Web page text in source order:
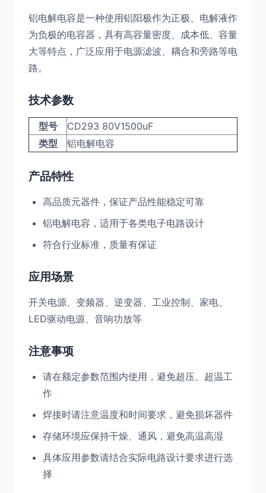
铝电解电容是一种使用铝阳极作为正极、电解液作
为负极的电容器，具有高容量密度、成本低、容量
大等特点，广泛应用于电源滤波、耦合和旁路等电
路。
技术参数
型号
CD293 80V1500uF
类型
铝电解电容
产品特性
高品质元器件，保证产品性能稳定可靠
铝电解电容，适用于各类电子电路设计
符合行业标准，质量有保证
应用场景
开关电源、变频器、逆变器、工业控制、家电、
LED驱动电源、音响功放等
注意事项
请在额定参数范围内使用，避免超压、超温工
作
焊接时请注意温度和时间要求，避免损坏器件
存储环境应保持干燥、通风，避免高温高湿
具体应用参数请结合实际电路设计要求进行选
择